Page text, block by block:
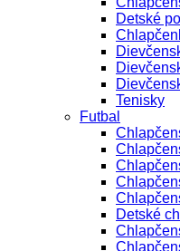
Detské
Tenisky
Futbal
Detské